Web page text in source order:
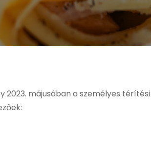
májusában a személyes